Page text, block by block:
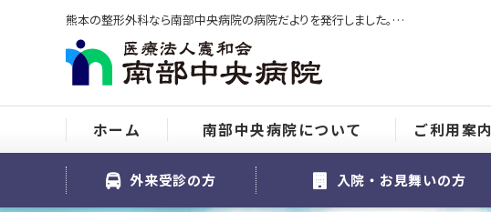
熊本の整形外科なら南部中央病院の病院だよりを発行しました。をご紹介
ホーム 南部中央病院について ご利用案内
外来受診の方 入院・お見舞いの方